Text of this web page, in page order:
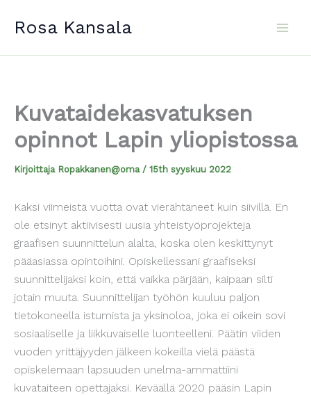
sisältöön
Rosa Kansala
Kuvataidekasvatuksen
opinnot Lapin yliopistossa
Kirjoittaja Ropakkanen@oma / 15th syyskuu 2022
Kaksi viimeistä vuotta ovat vierähtäneet kuin siivillä. En
ole etsinyt aktiivisesti uusia yhteistyöprojekteja
graafisen suunnittelun alalta, koska olen keskittynyt
pääasiassa opintoihini. Opiskellessani graafiseksi
suunnittelijaksi koin, että vaikka pärjään, kaipaan silti
jotain muuta. Suunnittelijan työhön kuuluu paljon
tietokoneella istumista ja yksinoloa, joka ei oikein sovi
sosiaaliselle ja liikkuvaiselle luonteelleni. Päätin viiden
vuoden yrittäjyyden jälkeen kokeilla vielä päästä
opiskelemaan lapsuuden unelma-ammattiini
kuvataiteen opettajaksi. Keväällä 2020 pääsin Lapin